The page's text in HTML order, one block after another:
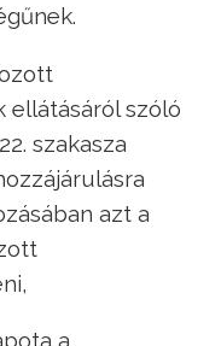
ellátásáról szóló
szakasza
azt a
a